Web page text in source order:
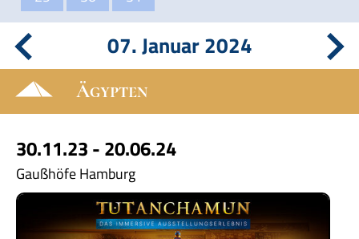
07. Januar 2024
Ägypten
30.11.23 - 20.06.24
Gaußhöfe Hamburg